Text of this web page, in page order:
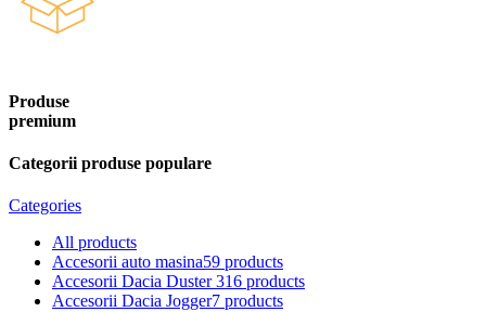
Produse
premium
Categorii produse populare
Categories
All products
Accesorii auto masina59 products
Accesorii Dacia Duster 316 products
Accesorii Dacia Jogger7 products